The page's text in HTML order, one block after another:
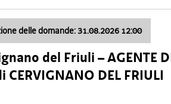
delle domande: 31.08.2026 12:00
del Friuli – AGENTE
CERVIGNANO DEL FRIULI